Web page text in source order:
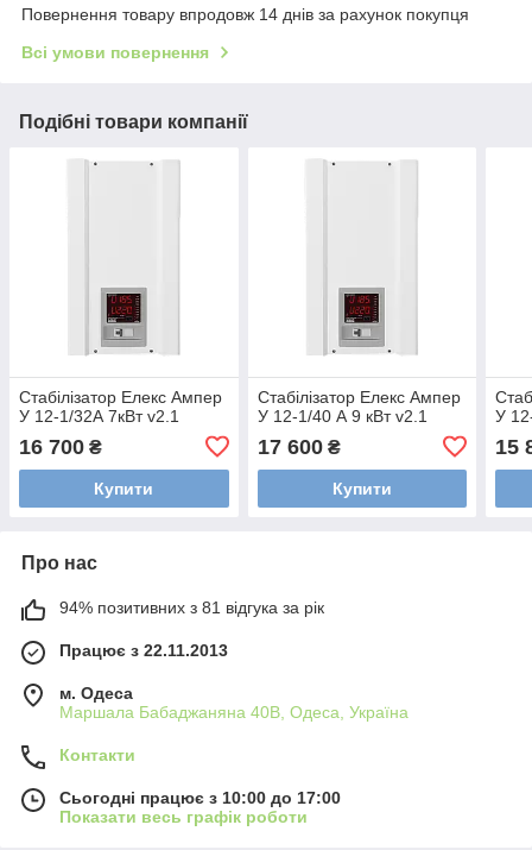
Повернення товару впродовж 14 днів за рахунок покупця
Всі умови повернення
Подібні товари компанії
Стабілізатор Елекс Ампер
У 12-1/32А 7кВт v2.1
16 700 ₴
Купити
Стабілізатор Елекс Ампер
У 12-1/40 А 9 кВт v2.1
17 600₴
Купити
У
15
Про нас
94% позитивних з 81 відгука за рік
Працює з 22.11.2013
м. Одеса
Маршала Бабаджаняна 40В, Одеса, Україна
Контакти
Сьогодні працює з 10:00 до 17:00
Показати весь графік роботи